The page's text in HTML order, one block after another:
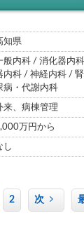
知県
般内科 / 消化器内
内科 / 神経内科 /
病・代謝内科
来、病棟管理
万円から
し
2 次